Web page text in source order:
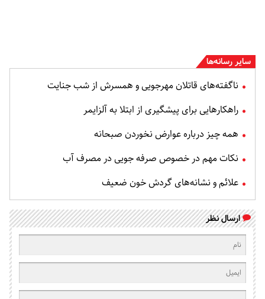
سایر رسانه‌ها
ناگفته‌های قاتلان مهرجویی و همسرش از شب جنایت
راهکارهایی برای پیشگیری از ابتلا به آلزایمر
همه چیز درباره عوارض نخوردن صبحانه
نکات مهم در خصوص صرفه جویی در مصرف آب
علائم و نشانه‌های گردش خون ضعیف
ارسال نظر